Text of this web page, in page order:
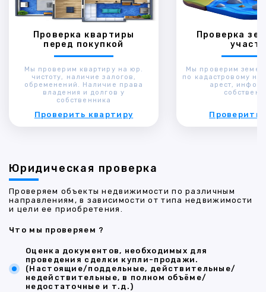
Проверка квартиры
перед покупкой
Мы проверим квартиру на юр.
чистоту, наличие залогов,
обременений. Наличие права
владения и долгов у
собственника
Проверить квартиру
Проверка
Мы проверим
по кадастровому
арест,
Проверить
Юридическая проверка
Проверяем объекты недвижимости по различным
направлениям, в зависимости от типа недвижимости
и цели ее приобретения.
Что мы проверяем ?
Оценка документов, необходимых для
проведения сделки купли-продажи.
(Настоящие/поддельные, действительные/
недействительные, в полном объёме/
недостаточные и т.д.)